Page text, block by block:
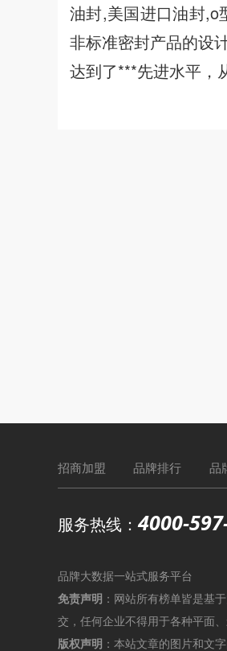
油封,美国进口油封,o
非标准密封产品的设
达到了***先进水平，
招商加盟 品牌排行 品
服务热线：4000-
品牌大数据一站式服务平台
免责声明 ：网站所有榜单皆是基
交，任何企业不得用于各种平面
版权声明 ：本站文章的图片和文